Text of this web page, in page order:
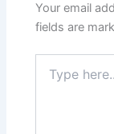
Your email
fields are
here..